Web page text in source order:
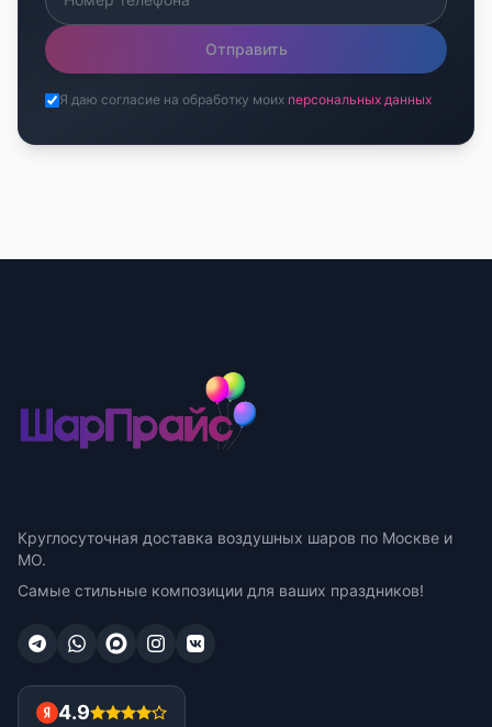
Отправить
Я даю согласие на обработку моих персональных данных
Круглосуточная доставка воздушных шаров по Москве и
МО.
Самые стильные композиции для ваших праздников!
4.9